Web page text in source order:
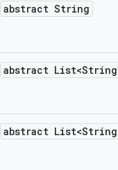
abstract String
abstract
abstract